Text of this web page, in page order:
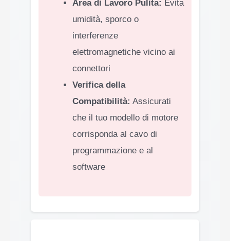
Area di Lavoro Pulita: Evita
umidità, sporco o
interferenze
elettromagnetiche vicino ai
connettori
Verifica della
Compatibilità: Assicurati
che il tuo modello di motore
corrisponda al cavo di
programmazione e al
software